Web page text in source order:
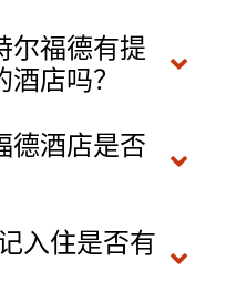
尔福德有提
店吗？
德酒店是否
入住是否有